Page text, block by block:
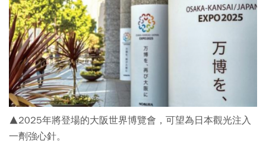
▲2025年將登場的大阪世界博覽會，可望為日本觀光注入
一劑強心針。